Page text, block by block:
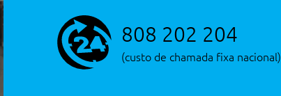
808 202 204
(custo de chamada fixa nacional)